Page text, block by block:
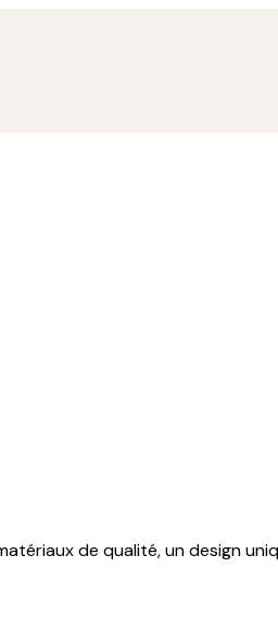
de qualité, un design